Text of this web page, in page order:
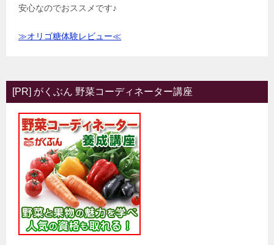
安心なのでおススメです♪
≫オリゴ糖体験レビュー≪
[PR] がくぶん 野菜コーディネーター講座